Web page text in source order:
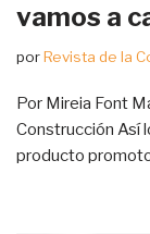
vamos a
porRevista de la
Por Mireia Font
Construcción Así
producto